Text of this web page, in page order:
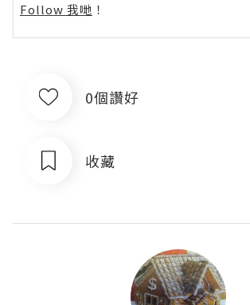
Follow 我哋 ！
0個讚好
收藏